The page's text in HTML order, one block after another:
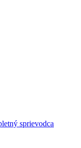
sprievodca